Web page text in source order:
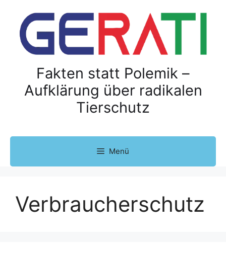
Fakten statt Polemik –
Aufklärung über radikalen
Tierschutz
Menü
Verbraucherschutz